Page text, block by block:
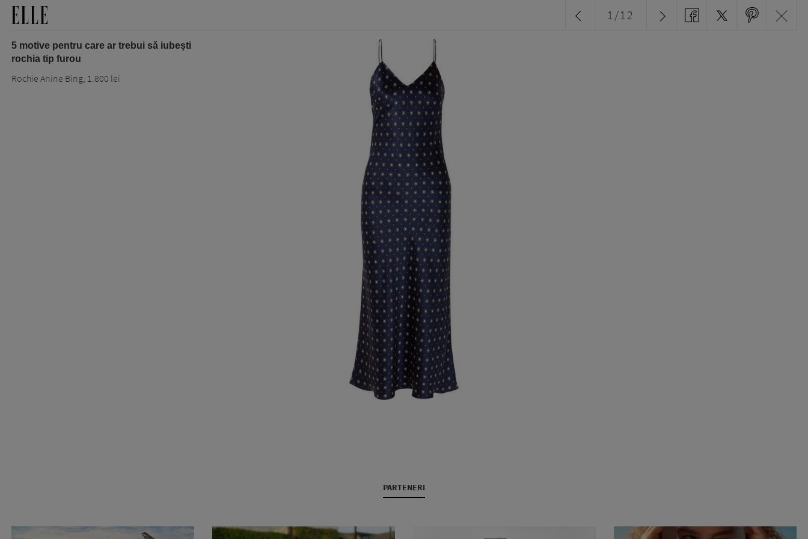
5 motive pentru care ar trebui să iubești
rochia tip furou
Rochie Anine Bing, 1.800 lei
1/12
PARTENERI